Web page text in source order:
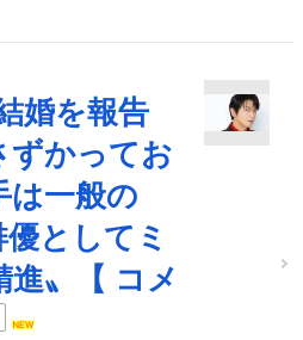
婚を報告
ずかってお
は一般の
としてミ
進〟【 コメ